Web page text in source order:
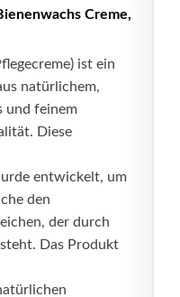
Creme,
ist ein
natürlichem,
und feinem
Diese
entwickelt, um
den
der durch
Das Produkt